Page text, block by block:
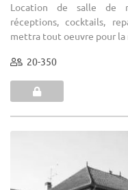
Location de salle de
réceptions, cocktails,
mettra tout oeuvre pour
20-350